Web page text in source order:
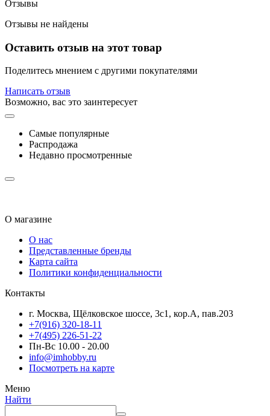
Отзывы
Отзывы не найдены
Оставить отзыв на этот товар
Поделитесь мнением с другими покупателями
Написать отзыв
Возможно, вас это заинтересует
Самые популярные
Распродажа
Недавно просмотренные
О магазине
О нас
Представленные бренды
Карта сайта
Политики конфиденциальности
Контакты
г. Москва, Щёлковское шоссе, 3с1, кор.А, пав.203
+7(916) 320-18-11
+7(495) 226-51-22
Пн-Вс 10.00 - 20.00
info@imhobby.ru
Посмотреть на карте
Меню
Найти